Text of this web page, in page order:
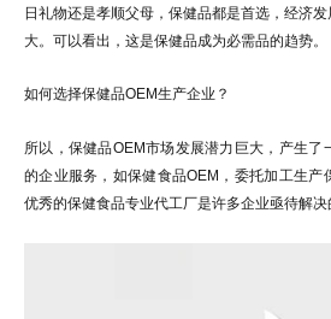
厂日礼物还是孝顺父母，保健品都是首选，经济
大。可以看出，这是保健品成为必需品的趋势。
如何选择保健品OEM生产企业？
所以，保健品OEM市场发展潜力巨大，产生了
的企业服务，如保健食品OEM，委托加工生产
优秀的保健食品专业代工厂是许多企业亟待解决